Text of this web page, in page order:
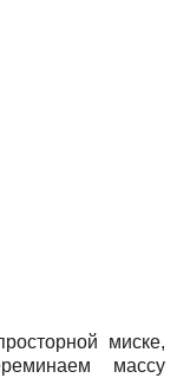
миске,
массу